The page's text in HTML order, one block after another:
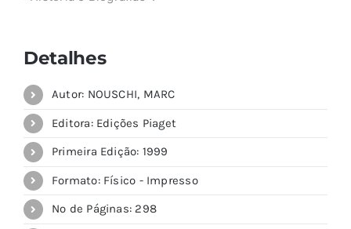
Detalhes
Autor: NOUSCHI, MARC
Editora: Edições Piaget
Primeira Edição: 1999
Formato: Físico - Impresso
Nº de Páginas: 298